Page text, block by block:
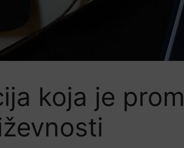
koja je